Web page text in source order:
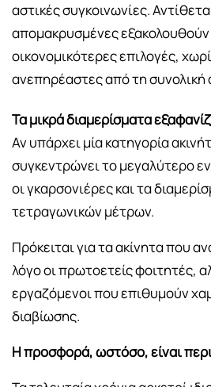
αστικές συγκοινωνίες.
απομακρυσμένες
οικονομικότερες επιλογές,
ανεπηρέαστες από τη συνολική
Τα μικρά διαμερίσματα
Αν υπάρχει μία κατηγορία
συγκεντρώνει το μεγαλύτερο
οι γκαρσονιέρες και τα
τετραγωνικών μέτρων.
Πρόκειται για τα ακίνητα που
λόγο οι πρωτοετείς φοιτητές,
εργαζόμενοι που επιθυμούν
διαβίωσης.
Η προσφορά, ωστόσο, είναι